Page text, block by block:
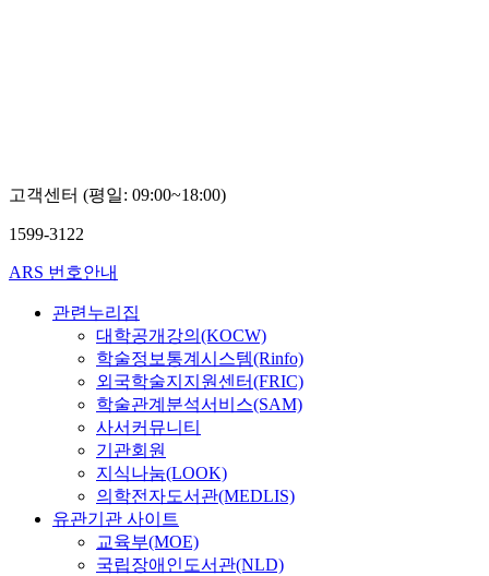
고객센터 (평일: 09:00~18:00)
1599-3122
ARS 번호안내
관련누리집
대학공개강의(KOCW)
학술정보통계시스템(Rinfo)
외국학술지지원센터(FRIC)
학술관계분석서비스(SAM)
사서커뮤니티
기관회원
지식나눔(LOOK)
의학전자도서관(MEDLIS)
유관기관 사이트
교육부(MOE)
국립장애인도서관(NLD)